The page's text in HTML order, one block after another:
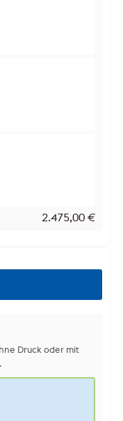
2.475,00 €
Druck oder mit